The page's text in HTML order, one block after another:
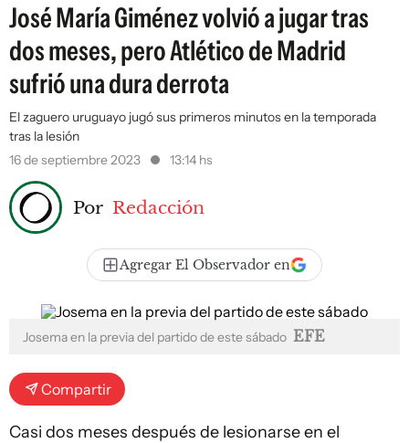
José María Giménez volvió a jugar tras
dos meses, pero Atlético de Madrid
sufrió una dura derrota
El zaguero uruguayo jugó sus primeros minutos en la temporada
tras la lesión
16 de septiembre 2023
13:14 hs
Por Redacción
Agregar El Observador en
Josema en la previa del partido de este sábado EFE
Compartir
Casi dos meses después de lesionarse en el